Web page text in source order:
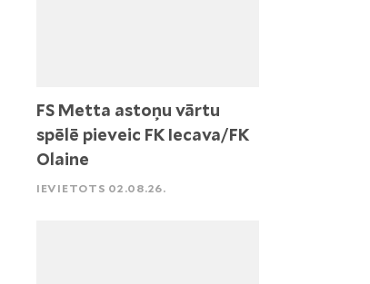
FS Metta astoņu vārtu
spēlē pieveic FK Iecava/FK
Olaine
IEVIETOTS 02.08.26.